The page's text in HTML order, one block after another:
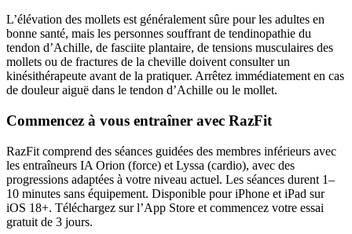
L’élévation des mollets est généralement sûre pour les adultes en
bonne santé, mais les personnes souffrant de tendinopathie du
tendon d’Achille, de fasciite plantaire, de tensions musculaires des
mollets ou de fractures de la cheville doivent consulter un
kinésithérapeute avant de la pratiquer. Arrêtez immédiatement en cas
de douleur aiguë dans le tendon d’Achille ou le mollet.
Commencez à vous entraîner avec RazFit
RazFit comprend des séances guidées des membres inférieurs avec
les entraîneurs IA Orion (force) et Lyssa (cardio), avec des
progressions adaptées à votre niveau actuel. Les séances durent 1–
10 minutes sans équipement. Disponible pour iPhone et iPad sur
iOS 18+. Téléchargez sur l’App Store et commencez votre essai
gratuit de 3 jours.